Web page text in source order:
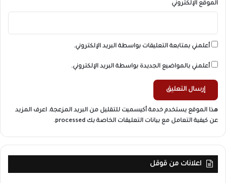
الموقع الإلكتروني
أعلمني بمتابعة التعليقات بواسطة البريد الإلكتروني.
أعلمني بالمواضيع الجديدة بواسطة البريد الإلكتروني.
هذا الموقع يستخدم خدمة أكيسميت للتقليل من البريد المزعجة. اعرف المزيد
عن كيفية التعامل مع بيانات التعليقات الخاصة بك processed
.
اعلانات من قوقل